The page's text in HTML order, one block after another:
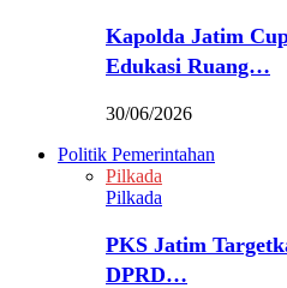
Kapolda Jatim
Edukasi Ruang…
30/06/2026
Politik Pemerintahan
Pilkada
Pilkada
PKS Jatim
DPRD…